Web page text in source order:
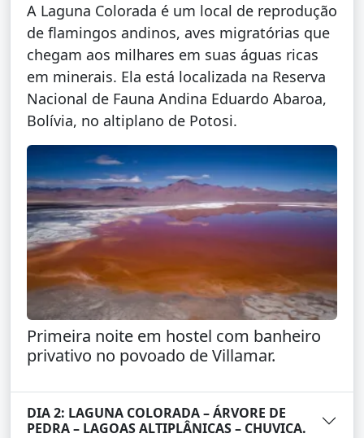
A Laguna Colorada é um local de reprodução
de flamingos andinos, aves migratórias que
chegam aos milhares em suas águas ricas
em minerais. Ela está localizada na Reserva
Nacional de Fauna Andina Eduardo Abaroa,
Bolívia, no altiplano de Potosi.
Primeira noite em hostel com banheiro
privativo no povoado de Villamar.
DIA 2: LAGUNA COLORADA – ÁRVORE DE
PEDRA – LAGOAS ALTIPLÂNICAS – CHUVICA.